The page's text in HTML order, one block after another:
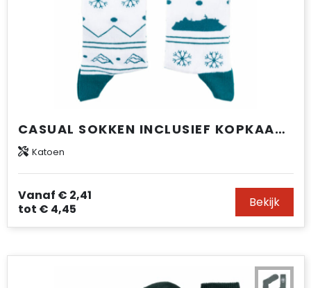
CASUAL SOKKEN INCLUSIEF KOPKAART PREMIUM ESSENTIAL
Katoen
Vanaf € 2,41
tot € 4,45 Bekijk